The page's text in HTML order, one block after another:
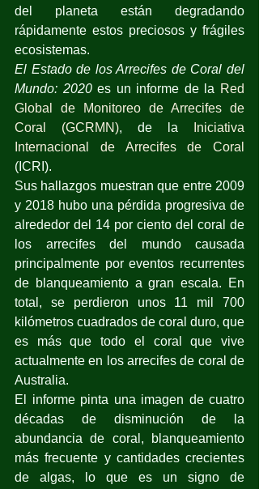
del planeta están degradando
rápidamente estos preciosos y frágiles
ecosistemas.
El Estado de los Arrecifes de Coral del
Mundo: 2020 es un informe de la Red
Global de Monitoreo de Arrecifes de
Coral (GCRMN), de la
Iniciativa
Internacional de Arrecifes de Coral
(ICRI).
Sus hallazgos muestran que entre 2009
y 2018 hubo una pérdida progresiva de
alrededor del 14 por ciento del coral de
los arrecifes del mundo causada
principalmente por eventos recurrentes
de blanqueamiento a gran escala. En
total, se perdieron unos 11 mil 700
kilómetros cuadrados de coral duro, que
es más que todo el coral que vive
actualmente en los arrecifes de coral de
Australia.
El informe pinta una imagen de cuatro
décadas de disminución de la
abundancia de coral, blanqueamiento
más frecuente y cantidades crecientes
de algas, lo que es un signo de